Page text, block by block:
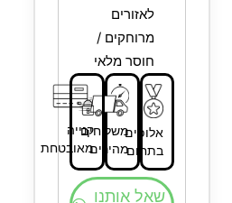
לאזורים
מרוחקים /
חוסר מלאי
אלופים
בתחום
משלוחים
מהירים
קנייה
מאובטחת
שאל אותנו